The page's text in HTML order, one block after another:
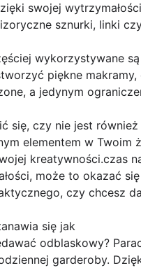
swojej
sznurki, linki
wykorzystywane
piękne
a jedynym
się, czy nie jest
elementem w
kreatywności.czas
może to okazać
czy chcesz
się jak
odblaskowy?
garderoby.